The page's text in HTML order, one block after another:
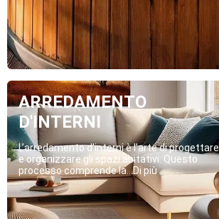
ARREDAMENTO
D'INTERNI
L’arredamento d’interni è l’arte di progettare
e organizzare gli spazi abitativi. Questo
processo comprende la...Di più